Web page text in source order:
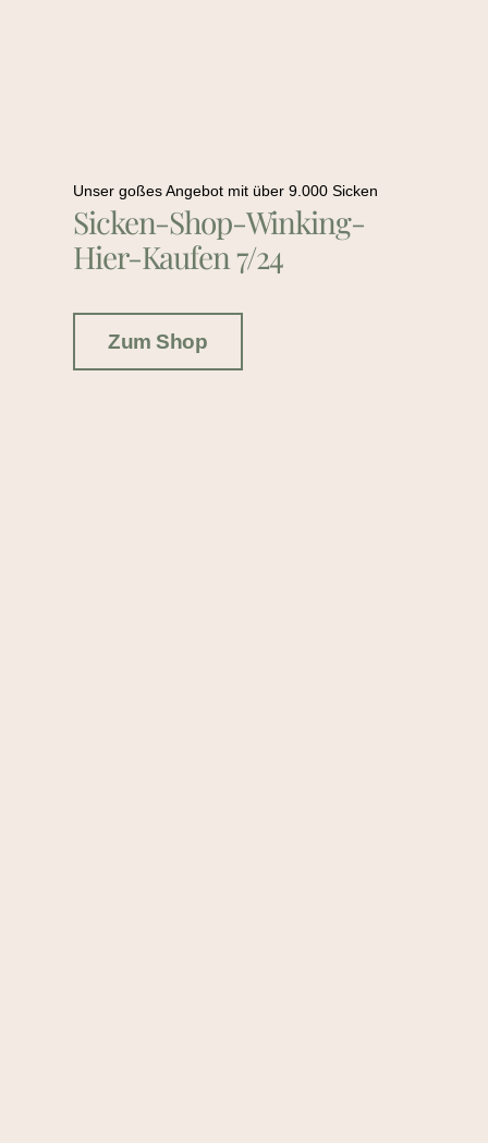
Unser goßes Angebot mit über 9.000 Sicken
Sicken-Shop-Winking-
Hier-Kaufen 7/24
Zum Shop